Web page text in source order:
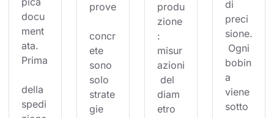
docu
ment
ata.
Prima
della
spedi
prove
concr
ete
sono
solo
strate
gie
produ
zione
:
misur
azioni
del
diam
etro
di
preci
sione.
Ogni
bobin
a
viene
sotto